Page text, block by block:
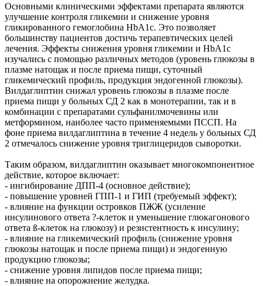
Основными клиническими эффектами препарата являются
улучшение контроля гликемии и снижение уровня
гликированного гемоглобина HbA1c. Это позволяет
большинству пациентов достичь терапевтических целей
лечения. Эффекты снижения уровня гликемии и HbA1с
изучались с помощью различных методов (уровень глюкозы в
плазме натощак и после приема пищи, суточный
гликемический профиль, продукция эндогенной глюкозы).
Вилдаглиптин снижал уровень глюкозы в плазме после
приема пищи у больных СД 2 как в монотерапии, так и в
комбинации с препаратами сульфанилмочевины или
метформином, наиболее часто применяемыми ПССП. На
фоне приема вилдаглиптина в течение 4 недель у больных СД
2 отмечалось снижение уровня триглицеридов сыворотки.
Таким образом, вилдаглиптин оказывает многокомпонентное
действие, которое включает:
- ингибирование ДПП-4 (основное действие);
- повышение уровней ГПП-1 и ГИП (требуемый эффект);
- влияние на функции островков ПЖЖ (усиление
инсулинового ответа ?-клеток и уменьшение глюкагонового
ответа ß-клеток на глюкозу) и резистентность к инсулину;
- влияние на гликемический профиль (снижение уровня
глюкозы натощак и после приема пищи) и эндогенную
продукцию глюкозы;
- снижение уровня липидов после приема пищи;
- влияние на опорожнение желудка.